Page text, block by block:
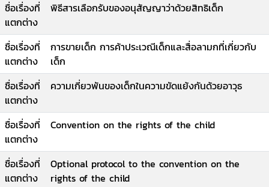
ชื่อเรื่องที่
แตกต่าง
พิธีสารเลือกรับของอนุสัญญาว่าด้วยสิทธิเด็ก
ชื่อเรื่องที่
แตกต่าง
การขายเด็ก การค้าประเวณีเด็กและสื่อลามกที่เกี่ยวกับ
เด็ก
ชื่อเรื่องที่
แตกต่าง
ความเกี่ยวพันของเด็กในความขัดแย้งกันด้วยอาวุธ
ชื่อเรื่องที่
แตกต่าง
Convention on the rights of the child
ชื่อเรื่องที่
แตกต่าง
Optional protocol to the convention on the
rights of the child